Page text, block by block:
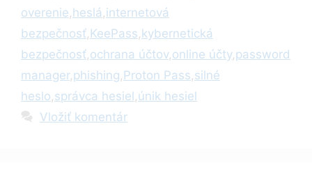
overenie, heslá ,internetová
bezpečnosť, KeePass, kybernetická
bezpečnosť,ochrana účtov,online účty,password
manager,phishing, Proton Pass,silné
heslo,správca hesiel ,únik hesiel
Vložiť komentár